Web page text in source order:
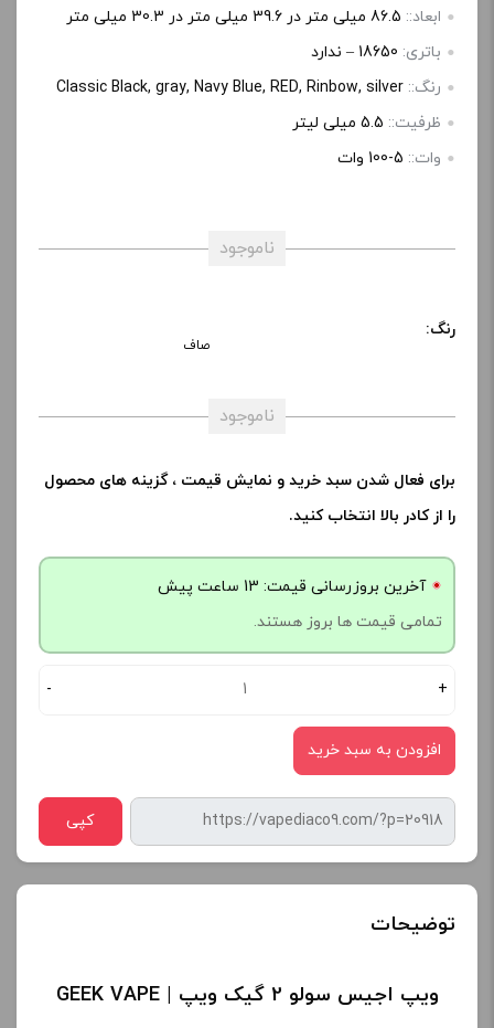
ابعاد:: 86.5 میلی متر در 39.6 میلی متر در 30.3 میلی متر
باتری: 18650 – ندارد
رنگ:: Classic Black, gray, Navy Blue, RED, Rinbow, silver
ظرفیت:: 5.5 میلی لیتر
وات:: 5-100 وات
ناموجود
رنگ:
صاف
ناموجود
برای فعال شدن سبد خرید و نمایش قیمت ، گزینه های محصول
را از کادر بالا انتخاب کنید.
آخرین بروزرسانی قیمت: 13 ساعت پیش
تمامی قیمت ها بروز هستند.
- +
افزودن به سبد خرید
کپی
توضیحات
ویپ اجیس سولو 2 گیک ویپ | GEEK VAPE